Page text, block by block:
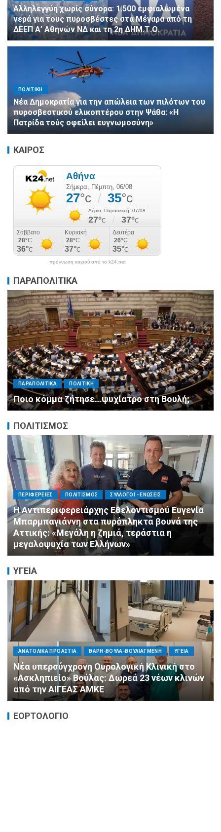
Αλληλεγγύη χωρίς σύνορα: 1.500 εμφιαλωμένα
νερά για τους πυροσβέστες στα Μέγαρα από τη
ΔΕΕΠ Α’ Αθηνών ΝΔ και τη 2η ΔΗΜ.Τ.Ο.
ΠΟΛΙΤΙΚΗ
Νέα Δημοκρατία για την απώλεια των πιλότων του
πυροσβεστικού ελικοπτέρου στην Ψάθα: «Η
Πατρίδα τούς οφείλει ευγνωμοσύνη»
ΚΑΙΡΟΣ
πρόγνωση καιρού από το k24.net
ΠΑΡΑΠΟΛΙΤΙΚΑ
ΠΑΡΑΠΟΛΙΤΙΚΑ ΠΟΛΙΤΙΚΗ
Μητσοτάκης σε υπουργούς: Ξεχάστε τον
ανασχηματισμό, πιάστε δουλειά με 4
αυστηρές εντολές
ΠΟΛΙΤΙΣΜΟΣ
ΠΟΛΙΤΙΣΜΟΣ ΣΥΛΛΟΓΟΙ - ΕΝΩΣΕΙΣ
Άμεση κινητοποίηση της Ειδικής Ομάδας
Αλληλεγγύης (Ε.Ο.Α.) για τους πυροσβέστες
στο Πόρτο Γερμενό
ΥΓΕΙΑ
ΠΟΛΙΤΙΚΗ ΤΡΟΠΟΣ ΖΩΗΣ ΥΓΕΙΑ
«Ημέρα Καρδιάς»: Μια πρωτοποριακή δράση
πρόληψης από τη ΔΗΜ.ΤΟ. Νέας
Φιλαδέλφειας – Νέας Χαλκηδόνας
ΕΟΡΤΟΛΟΓΙΟ